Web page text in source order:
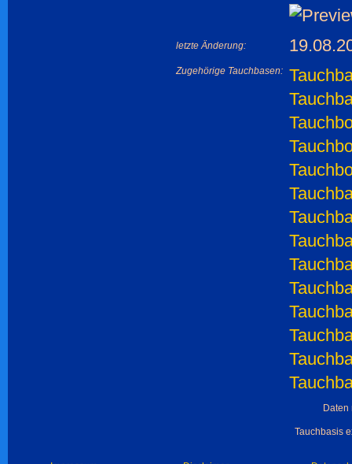
letzte Änderung:
Zugehörige Tauchbasen:
Tauchbasis